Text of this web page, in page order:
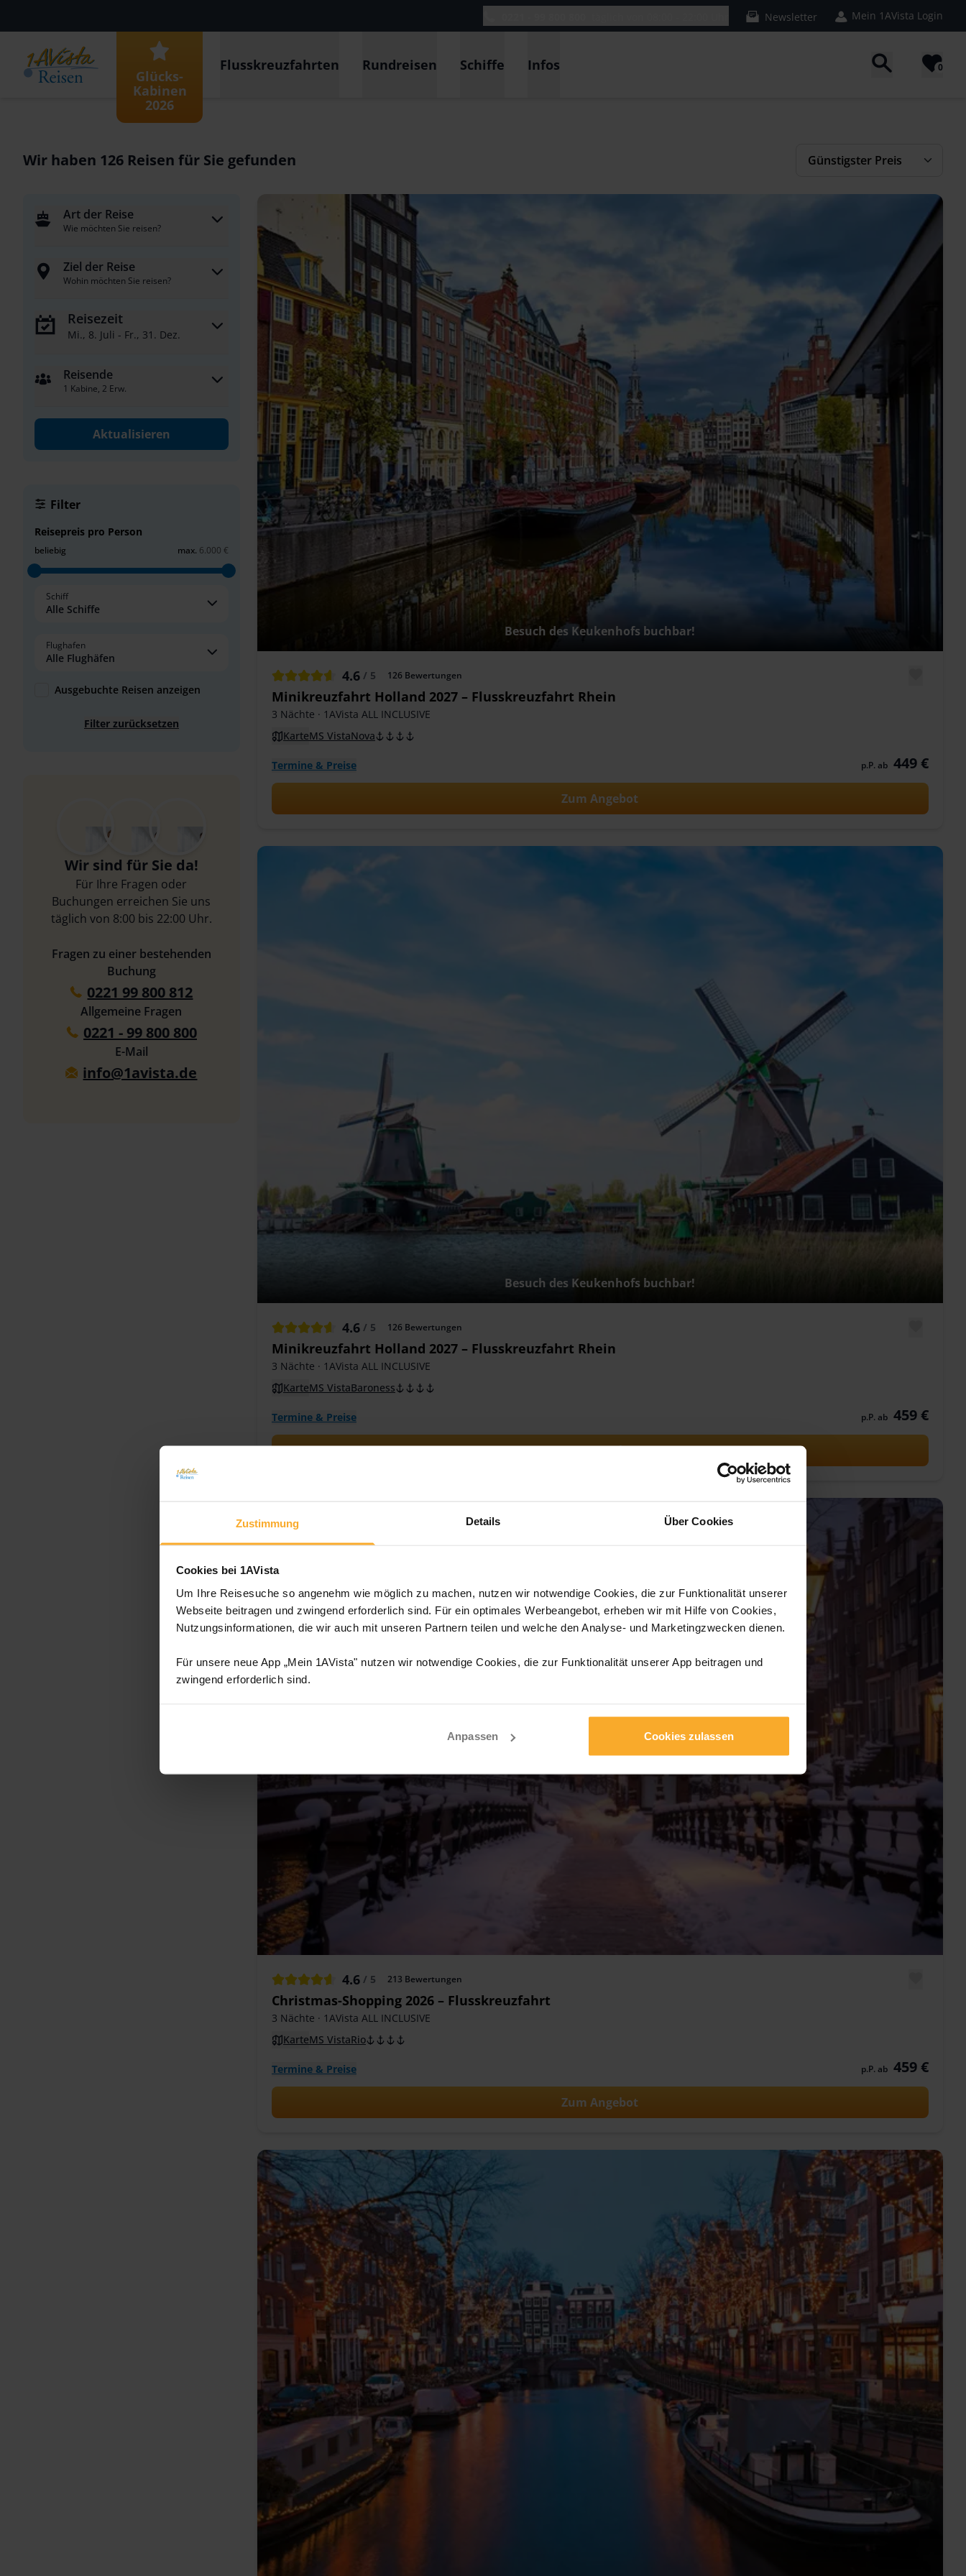
Zustimmung Details Über Cookies
Cookies bei 1AVista
Um Ihre Reisesuche so angenehm wie möglich zu machen, nutzen wir notwendige Cookies, die zur Funktionalität unserer
Webseite beitragen und zwingend erforderlich sind. Für ein optimales Werbeangebot, erheben wir mit Hilfe von Cookies,
Nutzungsinformationen, die wir auch mit unseren Partnern teilen und welche den Analyse- und Marketingzwecken dienen.
Für unsere neue App „Mein 1AVista" nutzen wir notwendige Cookies, die zur Funktionalität unserer App beitragen und
zwingend erforderlich sind.
Anpassen Cookies zulassen
Newsletter Mein 1AVista Login
Glücks-
Kabinen
2026
Flusskreuzfahrten Rundreisen Schiffe Infos 0
Wir haben 126 Reisen für Sie gefunden
Art der Reise
Wie möchten Sie reisen?
Ziel der Reise
Wohin möchten Sie reisen?
Reisezeit
Mi., 8. Juli - Fr., 31. Dez.
Reisende
1 Kabine, 2 Erw.
Aktualisieren
Filter
Reisepreis pro Person
beliebig max. 6.000 €
Schiff
Alle Schiffe
Flughafen
Alle Flughäfen
Ausgebuchte Reisen anzeigen
Filter zurücksetzen
Wir sind für Sie da!
Für Ihre Fragen oder
Buchungen erreichen Sie uns
täglich von 8:00 bis 22:00 Uhr.
Fragen zu einer bestehenden
Buchung
0221 99 800 812
Allgemeine Fragen
0221 - 99 800 800
E-Mail
info@1avista.de
Besuch des Keukenhofs buchbar!
4.6 / 5 126 Bewertungen
Minikreuzfahrt Holland 2027 – Flusskreuzfahrt Rhein
3 Nächte · 1AVista ALL INCLUSIVE
KarteMS VistaNova
Termine & Preise p.P. ab 449 €
Zum Angebot
Besuch des Keukenhofs buchbar!
4.6 / 5 126 Bewertungen
Minikreuzfahrt Holland 2027 – Flusskreuzfahrt Rhein
3 Nächte · 1AVista ALL INCLUSIVE
KarteMS VistaBaroness
Termine & Preise p.P. ab 459 €
Zum Angebot
4.6 / 5 213 Bewertungen
Christmas-Shopping 2026 – Flusskreuzfahrt
3 Nächte · 1AVista ALL INCLUSIVE
KarteMS VistaRio
Termine & Preise p.P. ab 459 €
Zum Angebot